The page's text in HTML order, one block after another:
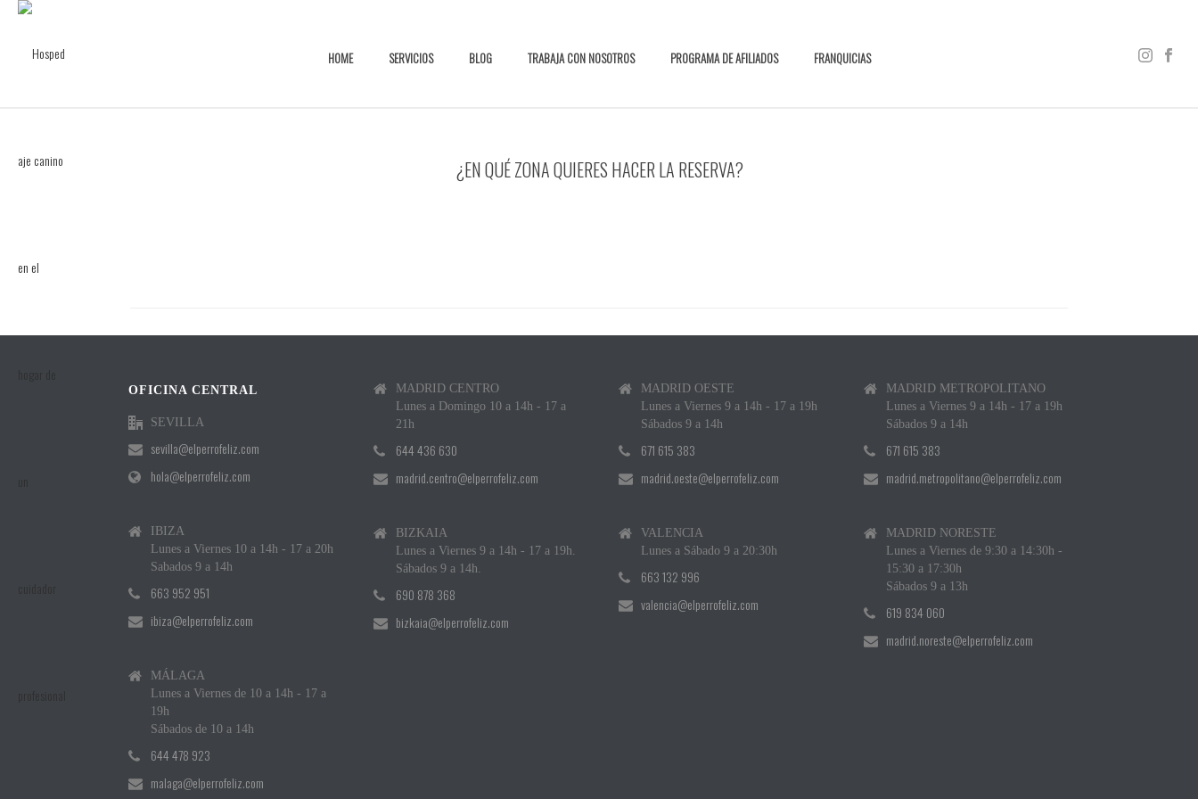
HOME SERVICIOS BLOG TRABAJA CON NOSOTROS PROGRAMA DE AFILIADOS FRANQUICIAS
¿EN QUÉ ZONA QUIERES HACER LA RESERVA?
OFICINA CENTRAL
SEVILLA
sevilla@elperrofeliz.com
hola@elperrofeliz.com
IBIZA
Lunes a Viernes 10 a 14h - 17 a 20h
Sabados 9 a 14h
663 952 951
ibiza@elperrofeliz.com
MÁLAGA
Lunes a Viernes de 10 a 14h - 17 a
19h
Sábados de 10 a 14h
644 478 923
malaga@elperrofeliz.com
MADRID CENTRO
Lunes a Domingo 10 a 14h - 17 a
21h
644 436 630
madrid.centro@elperrofeliz.com
BIZKAIA
Lunes a Viernes 9 a 14h - 17 a 19h.
Sábados 9 a 14h.
690 878 368
bizkaia@elperrofeliz.com
MADRID OESTE
Lunes a Viernes 9 a 14h - 17 a 19h
Sábados 9 a 14h
671 615 383
madrid.oeste@elperrofeliz.com
VALENCIA
Lunes a Sábado 9 a 20:30h
663 132 996
valencia@elperrofeliz.com
MADRID METROPOLITANO
Lunes a Viernes 9 a 14h - 17 a 19h
Sábados 9 a 14h
671 615 383
madrid.metropolitano@elperrofeliz.com
MADRID NORESTE
Lunes a Viernes de 9:30 a 14:30h -
15:30 a 17:30h
Sábados 9 a 13h
619 834 060
madrid.noreste@elperrofeliz.com